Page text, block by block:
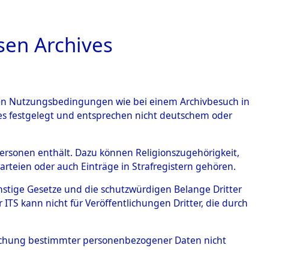
→0005
Archives
Nutzungsbedingungen wie bei einem Archivbesuch in
festgelegt und entsprechen nicht deutschem oder
enthält. Dazu können Religionszugehörigkeit,
oder auch Einträge in Strafregistern gehören.
Gesetze und die schutzwürdigen Belange Dritter
kann nicht für Veröffentlichungen Dritter, die durch
bestimmter personenbezogener Daten nicht